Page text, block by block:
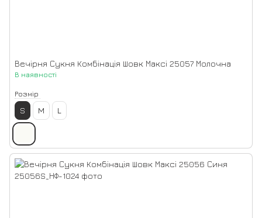
Вечірня Сукня Комбінація Шовк Максі 25057 Молочна
В наявності
Розмір
S M L